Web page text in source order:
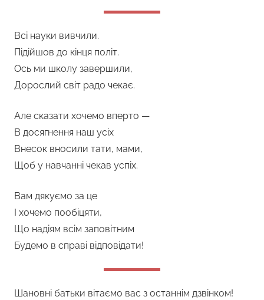
Всі науки вивчили.
Підійшов до кінця політ.
Ось ми школу завершили,
Дорослий світ радо чекає.
Але сказати хочемо вперто —
В досягнення наш усіх
Внесок вносили тати, мами,
Щоб у навчанні чекав успіх.
Вам дякуємо за це
І хочемо пообіцяти,
Що надіям всім заповітним
Будемо в справі відповідати!
Шановні батьки вітаємо вас з останнім дзвінком!